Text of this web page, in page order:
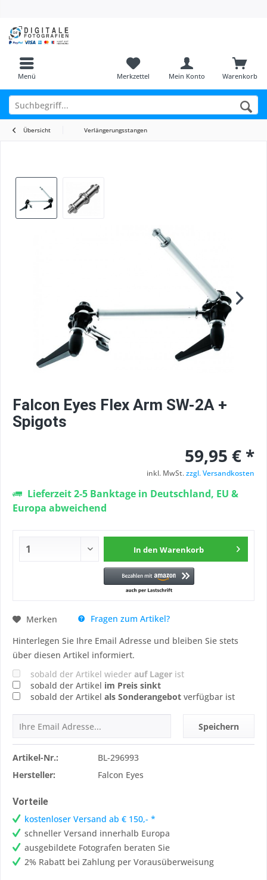
Menü Warenkorb
Merkzettel Mein Konto
Übersicht Verlängerungsstangen
Falcon Eyes Flex Arm SW-2A +
Spigots
59,95 € *
inkl. MwSt.zzgl. Versandkosten
Lieferzeit 2-5 Banktage in Deutschland, EU &
Europa abweichend
In den Warenkorb
Merken
Fragen zum Artikel?
Hinterlegen Sie Ihre Email Adresse und bleiben Sie stets
über diesen Artikel informiert.
sobald der Artikel wieder auf Lager ist
sobald der Artikel im Preis sinkt
sobald der Artikel als Sonderangebot verfügbar ist
Speichern
Artikel-Nr.:
BL-296993
Hersteller:
Falcon Eyes
Vorteile
kostenloser Versand ab € 150,- *
schneller Versand innerhalb Europa
ausgebildete Fotografen beraten Sie
2% Rabatt bei Zahlung per Vorausüberweisung